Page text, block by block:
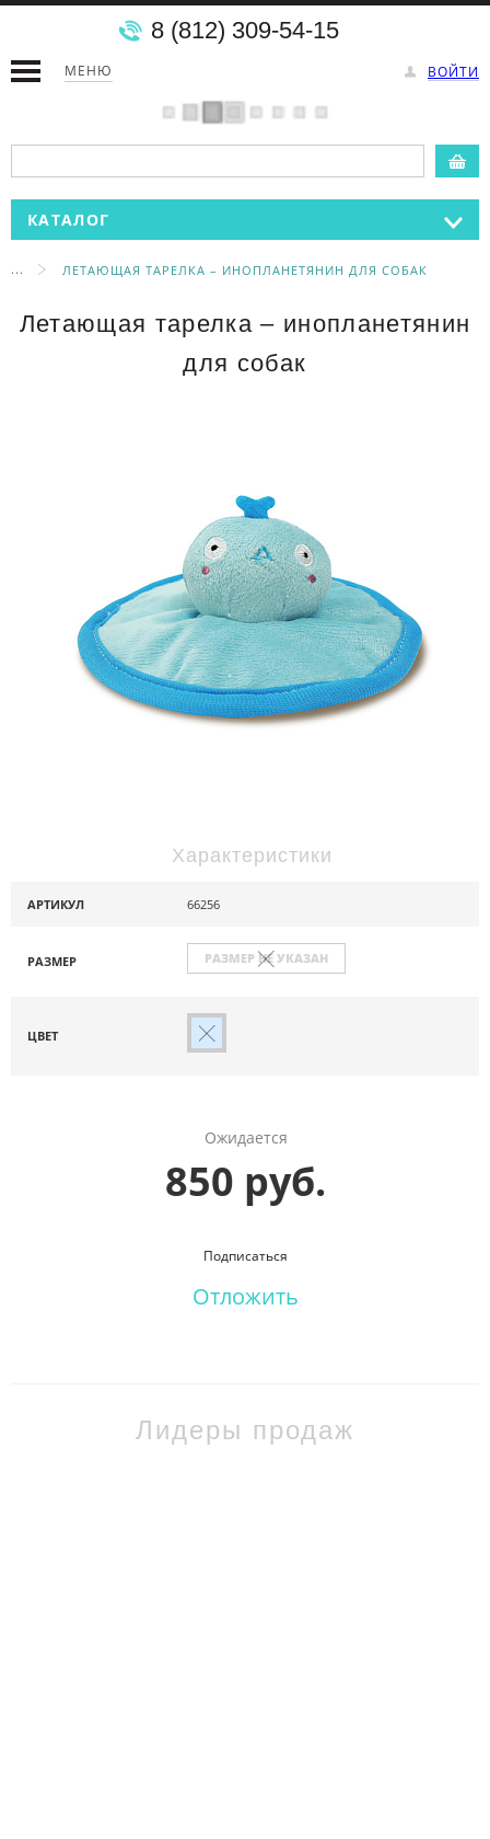
МЕНЮ ВОЙТИ
8 (812) 309-54-15
КАТАЛОГ
... ЛЕТАЮЩАЯ ТАРЕЛКА – ИНОПЛАНЕТЯНИН ДЛЯ СОБАК
Летающая тарелка – инопланетянин
для собак
Характеристики
АРТИКУЛ 66256
РАЗМЕР РАЗМЕР НЕ УКАЗАН
ЦВЕТ
Ожидается
850 руб.
Подписаться
Отложить
Лидеры продаж